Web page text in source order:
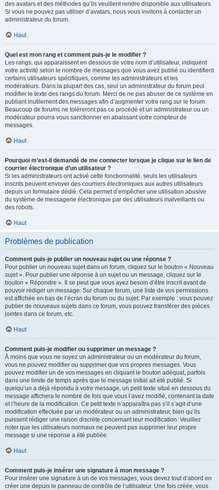
des avatars et des méthodes qu’ils veuillent rendre disponible aux utilisateurs.
Si vous ne pouvez pas utiliser d’avatars, nous vous invitons à contacter un
administrateur du forum.
Haut
Quel est mon rang et comment puis-je le modifier ?
Les rangs, qui apparaissent en dessous de votre nom d’utilisateur, indiquent
votre activité selon le nombre de messages que vous avez publié ou identifient
certains utilisateurs spécifiques, comme les administrateurs et les
modérateurs. Dans la plupart des cas, seul un administrateur du forum peut
modifier le texte des rangs du forum. Merci de ne pas abuser de ce système en
publiant inutilement des messages afin d’augmenter votre rang sur le forum.
Beaucoup de forums ne toléreront pas ce procédé et un administrateur ou un
modérateur pourra vous sanctionner en abaissant votre compteur de
messages.
Haut
Pourquoi m’est-il demandé de me connecter lorsque je clique sur le lien de
courrier électronique d’un utilisateur ?
Si les administrateurs ont activé cette fonctionnalité, seuls les utilisateurs
inscrits peuvent envoyer des courriers électroniques aux autres utilisateurs
depuis un formulaire dédié. Cela permet d’empêcher une utilisation abusive
du système de messagerie électronique par des utilisateurs malveillants ou
des robots.
Haut
Problèmes de publication
Comment puis-je publier un nouveau sujet ou une réponse ?
Pour publier un nouveau sujet dans un forum, cliquez sur le bouton « Nouveau
sujet ». Pour publier une réponse à un sujet ou un message, cliquez sur le
bouton « Répondre ». Il se peut que vous ayez besoin d’être inscrit avant de
pouvoir rédiger un message. Sur chaque forum, une liste de vos permissions
est affichée en bas de l’écran du forum ou du sujet. Par exemple : vous pouvez
publier de nouveaux sujets dans ce forum, vous pouvez transférer des pièces
jointes dans ce forum, etc.
Haut
Comment puis-je modifier ou supprimer un message ?
À moins que vous ne soyez un administrateur ou un modérateur du forum,
vous ne pouvez modifier ou supprimer que vos propres messages. Vous
pouvez modifier un de vos messages en cliquant le bouton adéquat, parfois
dans une limite de temps après que le message initial ait été publié. Si
quelqu’un a déjà répondu à votre message, un petit texte situé en dessous du
message affichera le nombre de fois que vous l’avez modifié, contenant la date
et l’heure de la modification. Ce petit texte n’apparaîtra pas s’il s’agit d’une
modification effectuée par un modérateur ou un administrateur, bien qu’ils
puissent rédiger une raison discrète concernant leur modification. Veuillez
noter que les utilisateurs normaux ne peuvent pas supprimer leur propre
message si une réponse a été publiée.
Haut
Comment puis-je insérer une signature à mon message ?
Pour insérer une signature à un de vos messages, vous devez tout d’abord en
créer une depuis le panneau de contrôle de l’utilisateur. Une fois créée, vous